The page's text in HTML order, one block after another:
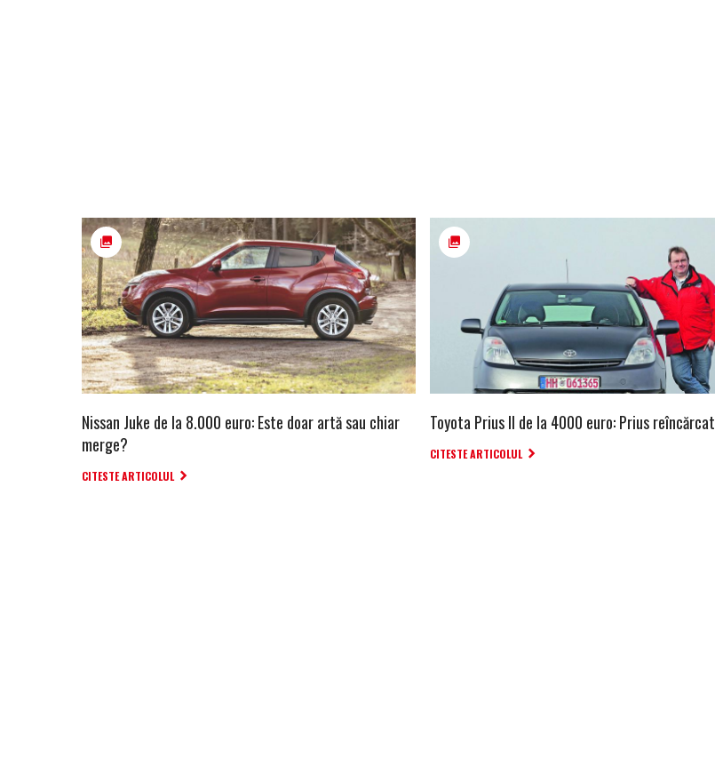
Nissan Juke de la 8.000 euro: Este doar artă sau chiar
merge?
CITESTE ARTICOLUL
Toyota Prius II de la 4000 euro: Prius reîncărcat
CITESTE ARTICOLUL